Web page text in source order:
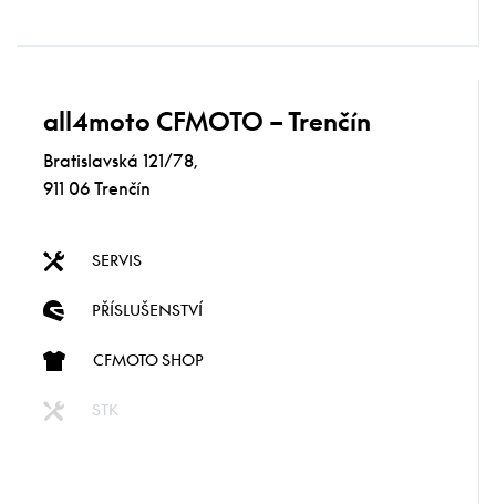
all4moto CFMOTO – Trenčín
Bratislavská 121/78,
911 06 Trenčín
SERVIS
PŘÍSLUŠENSTVÍ
CFMOTO SHOP
STK